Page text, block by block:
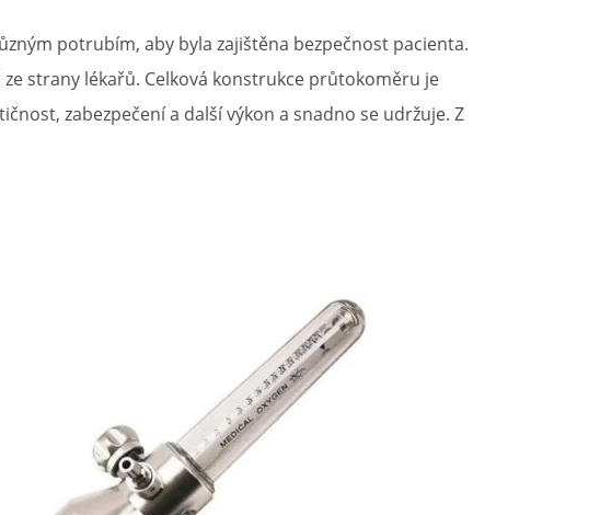
potrubím, aby byla zajištěna bezpečnost pacienta.
strany lékařů. Celková konstrukce průtokoměru je
zabezpečení a další výkon a snadno se udržuje. Z